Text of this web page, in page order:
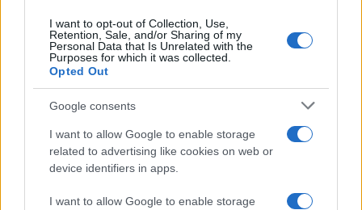
I want to opt-out of Collection, Use,
Retention, Sale, and/or Sharing of my
Personal Data that Is Unrelated with the
Purposes for which it was collected.
Opted Out
Google consents
I want to allow Google to enable storage
related to advertising like cookies on web or
device identifiers in apps.
I want to allow Google to enable storage
Εξάλλου, ένα βασικό χαρακτηριστικό της σκοτεινής
ύλης είναι το γεγονός ότι δεν αλληλεπιδρά με το φως,
σε αντίθεση με την "κανονική" ή βαρυονική ύλη που
αποτελείται από πρωτόνια και ηλεκτρόνια. Αυτός
είναι στην πραγματικότητα ο λόγος για τον οποίο
είναι πλήρως αόρατη σε εμάς.